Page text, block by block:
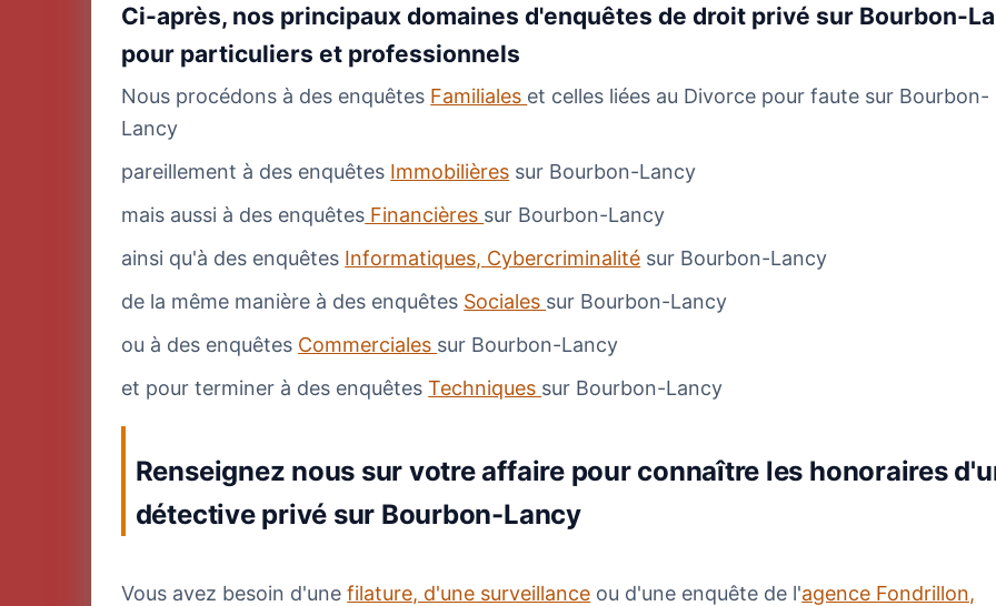
Ci-après, nos principaux domaines d'enquêtes de droit privé sur Bourbon-
pour particuliers et professionnels
Nous procédons à des enquêtes Familiales et celles liées au Divorce pour faute sur Bourbon-
Lancy
pareillement à des enquêtes Immobilières sur Bourbon-Lancy
mais aussi à des enquêtes Financières sur Bourbon-Lancy
ainsi qu'à des enquêtes Informatiques, Cybercriminalité sur Bourbon-Lancy
de la même manière à des enquêtes Sociales sur Bourbon-Lancy
ou à des enquêtes Commerciales sur Bourbon-Lancy
et pour terminer à des enquêtesTechniques sur Bourbon-Lancy
Renseignez nous sur votre affaire pour connaître les honoraires
détective privé sur Bourbon-Lancy
Vous avez besoin d'unefilature, d'une surveillance ou d'une enquête de l'agence Fondrillon,